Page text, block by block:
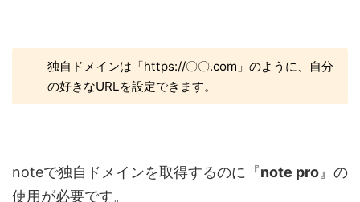
独自ドメインは「https://〇〇.com 」のように、自分
の好きなURLを設定できます。
noteで独自ドメインを取得するのに『note pro 』 の
使用が必要です。